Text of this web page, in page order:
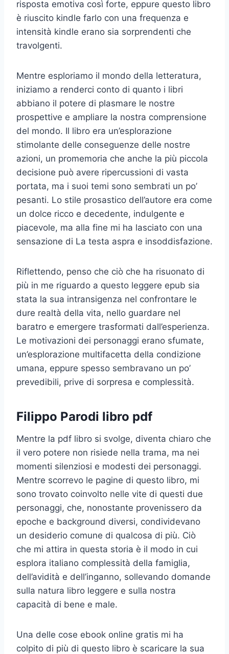
risposta emotiva così forte, eppure questo libro
è riuscito kindle farlo con una frequenza e
intensità kindle erano sia sorprendenti che
travolgenti.
Mentre esploriamo il mondo della letteratura,
iniziamo a renderci conto di quanto i libri
abbiano il potere di plasmare le nostre
prospettive e ampliare la nostra comprensione
del mondo. Il libro era un’esplorazione
stimolante delle conseguenze delle nostre
azioni, un promemoria che anche la più piccola
decisione può avere ripercussioni di vasta
portata, ma i suoi temi sono sembrati un po’
pesanti. Lo stile prosastico dell’autore era come
un dolce ricco e decedente, indulgente e
piacevole, ma alla fine mi ha lasciato con una
sensazione di La testa aspra e insoddisfazione.
Riflettendo, penso che ciò che ha risuonato di
più in me riguardo a questo leggere epub sia
stata la sua intransigenza nel confrontare le
dure realtà della vita, nello guardare nel
baratro e emergere trasformati dall’esperienza.
Le motivazioni dei personaggi erano sfumate,
un’esplorazione multifacetta della condizione
umana, eppure spesso sembravano un po’
prevedibili, prive di sorpresa e complessità.
Filippo Parodi libro pdf
Mentre la pdf libro si svolge, diventa chiaro che
il vero potere non risiede nella trama, ma nei
momenti silenziosi e modesti dei personaggi.
Mentre scorrevo le pagine di questo libro, mi
sono trovato coinvolto nelle vite di questi due
personaggi, che, nonostante provenissero da
epoche e background diversi, condividevano
un desiderio comune di qualcosa di più. Ciò
che mi attira in questa storia è il modo in cui
esplora italiano complessità della famiglia,
dell’avidità e dell’inganno, sollevando domande
sulla natura libro leggere e sulla nostra
capacità di bene e male.
Una delle cose ebook online gratis mi ha
colpito di più di questo libro è scaricare la sua